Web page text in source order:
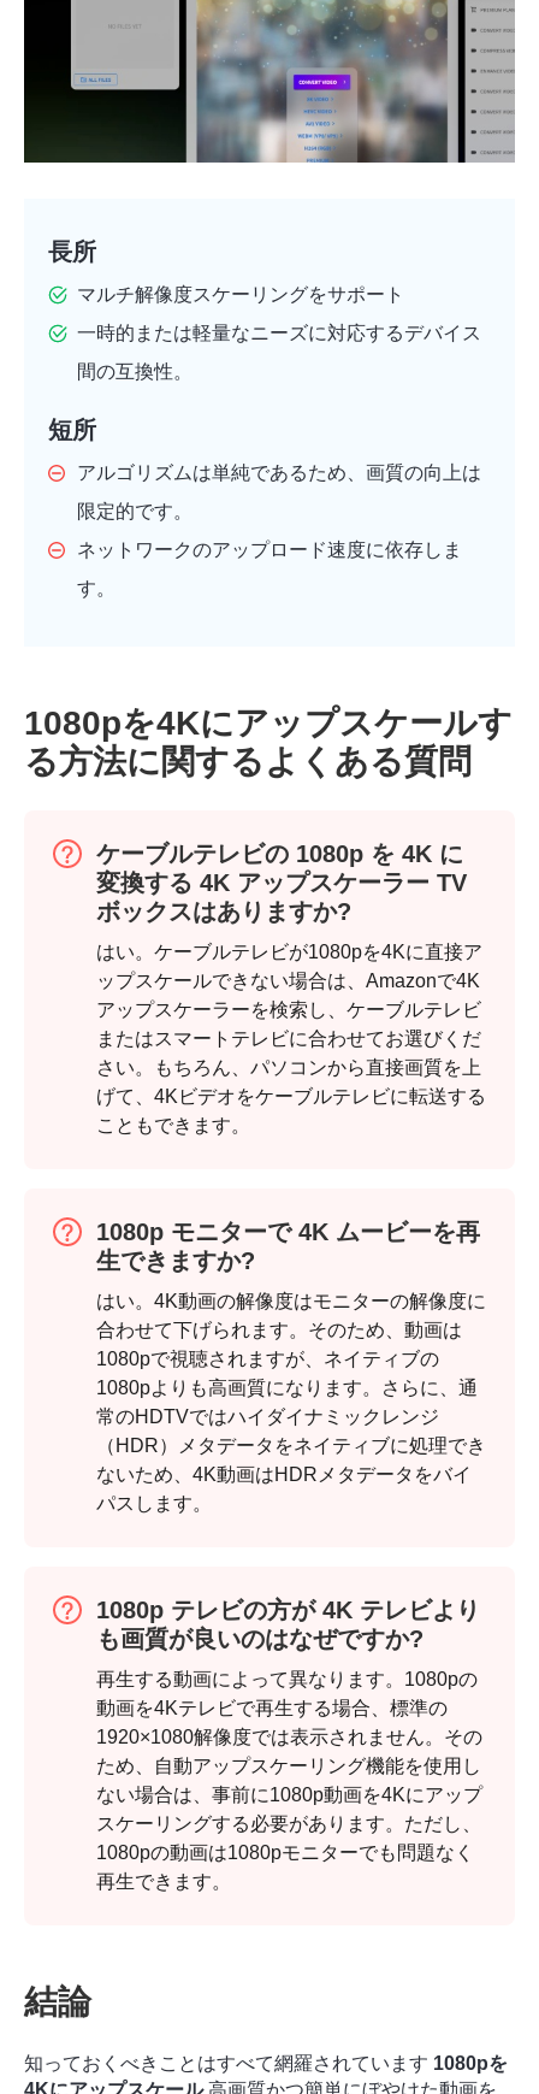
長所
マルチ解像度スケーリングをサポート
一時的または軽量なニーズに対応するデバイス
間の互換性。
短所
アルゴリズムは単純であるため、画質の向上は
限定的です。
ネットワークのアップロード速度に依存しま
す。
1080pを4Kにアップスケールす
る方法に関するよくある質問
ケーブルテレビの 1080p を 4K に
変換する 4K アップスケーラー TV
ボックスはありますか?
はい。ケーブルテレビが1080pを4Kに直接ア
ップスケールできない場合は、Amazonで4K
アップスケーラーを検索し、ケーブルテレビ
またはスマートテレビに合わせてお選びくだ
さい。もちろん、パソコンから直接画質を上
げて、4Kビデオをケーブルテレビに転送する
こともできます。
1080p モニターで 4K ムービーを再
生できますか?
はい。4K動画の解像度はモニターの解像度に
合わせて下げられます。そのため、動画は
1080pで視聴されますが、ネイティブの
1080pよりも高画質になります。さらに、通
常のHDTVではハイダイナミックレンジ
（HDR）メタデータをネイティブに処理でき
ないため、4K動画はHDRメタデータをバイ
パスします。
1080p テレビの方が 4K テレビより
も画質が良いのはなぜですか?
再生する動画によって異なります。1080pの
動画を4Kテレビで再生する場合、標準の
1920×1080解像度では表示されません。その
ため、自動アップスケーリング機能を使用し
ない場合は、事前に1080p動画を4Kにアップ
スケーリングする必要があります。ただし、
1080pの動画は1080pモニターでも問題なく
再生できます。
結論
知っておくべきことはすべて網羅されています 1080pを